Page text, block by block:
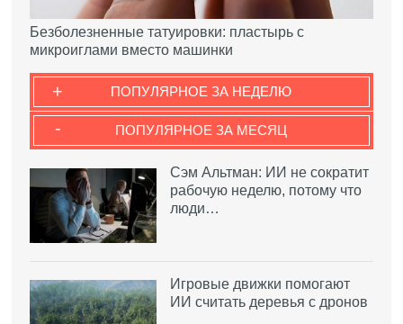
Безболезненные татуировки: пластырь с
микроиглами вместо машинки
ПОПУЛЯРНОЕ ЗА НЕДЕЛЮ
+
ПОПУЛЯРНОЕ ЗА МЕСЯЦ
-
Сэм Альтман: ИИ не сократит
рабочую неделю, потому что
люди…
Игровые движки помогают
ИИ считать деревья с дронов